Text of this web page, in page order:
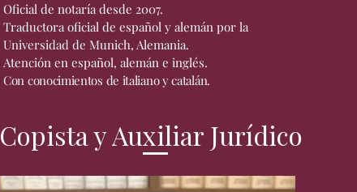
Oficial de notaría desde 2007.
Traductora oficial de español y alemán por la
Universidad de Munich, Alemania.
Atención en español, alemán e inglés.
Con conocimientos de italiano y catalán.
Copista y Auxiliar Jurídico